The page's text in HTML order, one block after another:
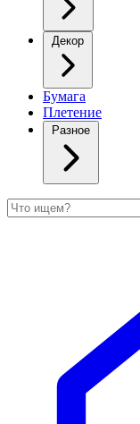
Декор
Бумага
Плетение
Разное
Поиск